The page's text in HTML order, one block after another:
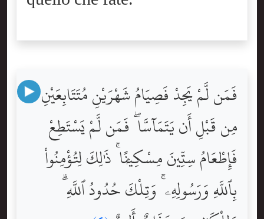
فَمَن لَّمْ يَجِدْ فَصِيَامُ شَهْرَيْنِ مُتَتَابِعَيْنِ
مِن قَبْلِ أَن يَتَمَآسَّا ۖ فَمَن لَّمْ يَسْتَطِعْ
فَإِطْعَامُ سِتِّينَ مِسْكِينًۭا ۚ ذَٰلِكَ لِتُؤْمِنُواْ
بِٱللَّهِ وَرَسُولِهِۦ ۚ وَتِلْكَ حُدُودُ ٱللَّهِ ۗ